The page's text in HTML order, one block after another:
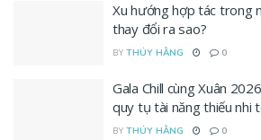
Xu hướng hợp tác trong
thay đổi ra sao?
BY THÚY HẰNG 0
Gala Chill cùng Xuân
quy tụ tài năng thiếu nhi
BY THÚY HẰNG 0